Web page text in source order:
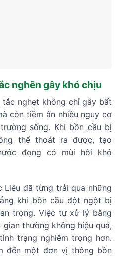
nghẽn gây khó chịu
nghẹt không chỉ gây bất
còn tiềm ẩn nhiều nguy cơ
sống. Khi bồn cầu bị
thể thoát ra được, tạo
đọng có mùi hôi khó
Liêu đã từng trải qua những
khi bồn cầu đột ngột bị
trọng. Việc tự xử lý bằng
thường không hiệu quả,
trạng nghiêm trọng hơn.
đến một đơn vị thông bồn